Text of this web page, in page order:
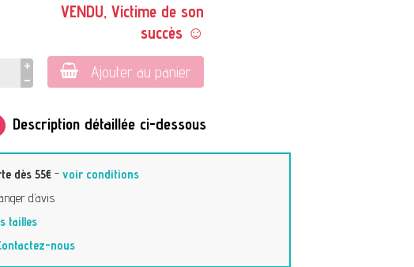
VENDU, Victime de son
succès ☺
Ajouter au panier
Description détaillée ci-dessous
dès 55€- voir conditions
d’avis
tailles
nous